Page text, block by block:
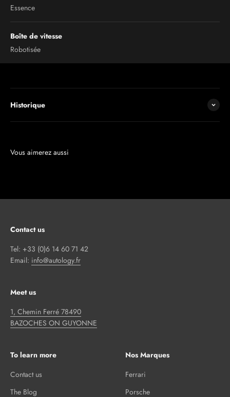
Essence
Boîte de vitesse
Robotisée
Historique
Contact us
Tel: +33 (0)6 14 60 71 42
Email: info@autology.fr
Meet us
1, Chemin Ferré 78490
BAZOCHES ON GUYONNE
To learn more
Contact us
The Blog
Nos Marques
Ferrari
Porsche